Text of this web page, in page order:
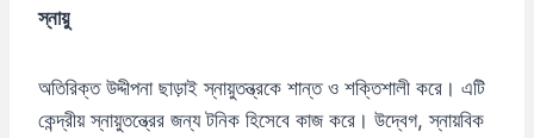
স্নায়ু
অতিরিক্ত উদ্দীপনা ছাড়াই স্নায়ুতন্ত্রকে শান্ত ও শক্তিশালী করে। এটি
কেন্দ্রীয় স্নায়ুতন্ত্রের জন্য টনিক হিসেবে কাজ করে। উদ্বেগ, স্নায়বিক